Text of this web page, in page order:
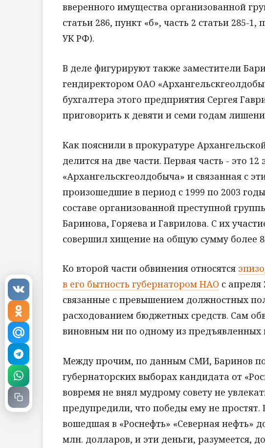
вверенного имущества организованной
статьи 286, пункт «б», часть 2 статьи 285-1,
УК РФ).
В деле фигурируют также заместители
гендиректором ОАО
бухгалтера этого предприятия Сергея
приговорить к девяти и семи годам
Как пояснили в прокуратуре
делится на две части. Первая часть - это
«Архангельскгеолдобыча» и связанная с
произошедшие в период с 1999 по 2003
составе организованной преступной
Баринова, Горяева и Гаврилова. С их
совершил хищение на общую сумму более
Ко второй части обвинения относятся
в его бытность губернатором HАО с апреля
связанные с превышением должностных
расходованием бюджетных средств. Сам
виновным ни по одному из предъявленных
Между прочим, по данным СМИ, Баринов
губернаторских выборах кандидата от
вовремя не внял мудрому совету не
предупредили, что победы ему не
вошедшая в «Роснефть» «Северная нефть»
млн. долларов, и эти деньги, разумеется,